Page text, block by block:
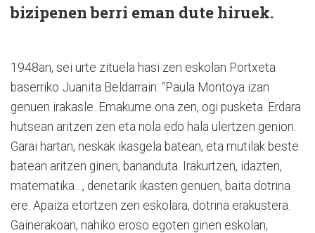
bizipenen berri eman dute hiruek.
1948an, sei urte zituela hasi zen eskolan Portxeta
baserriko Juanita Beldarrain: “Paula Montoya izan
genuen irakasle. Emakume ona zen, ogi pusketa. Erdara
hutsean aritzen zen eta nola edo hala ulertzen genion.
Garai hartan, neskak ikasgela batean, eta mutilak beste
batean aritzen ginen, bananduta. Irakurtzen, idazten,
matematika…, denetarik ikasten genuen, baita dotrina
ere. Apaiza etortzen zen eskolara, dotrina erakustera.
Gainerakoan, nahiko eroso egoten ginen eskolan,